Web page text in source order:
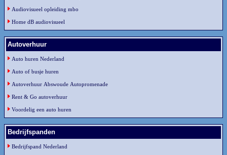
Audiovisueel opleiding mbo
Home dB audiovisueel
Autoverhuur
Auto huren Nederland
Auto of busje huren
Autoverhuur Abswoude Autopromenade
Rent & Go autoverhuur
Voordelig een auto huren
Bedrijfspanden
Bedrijfspand Nederland